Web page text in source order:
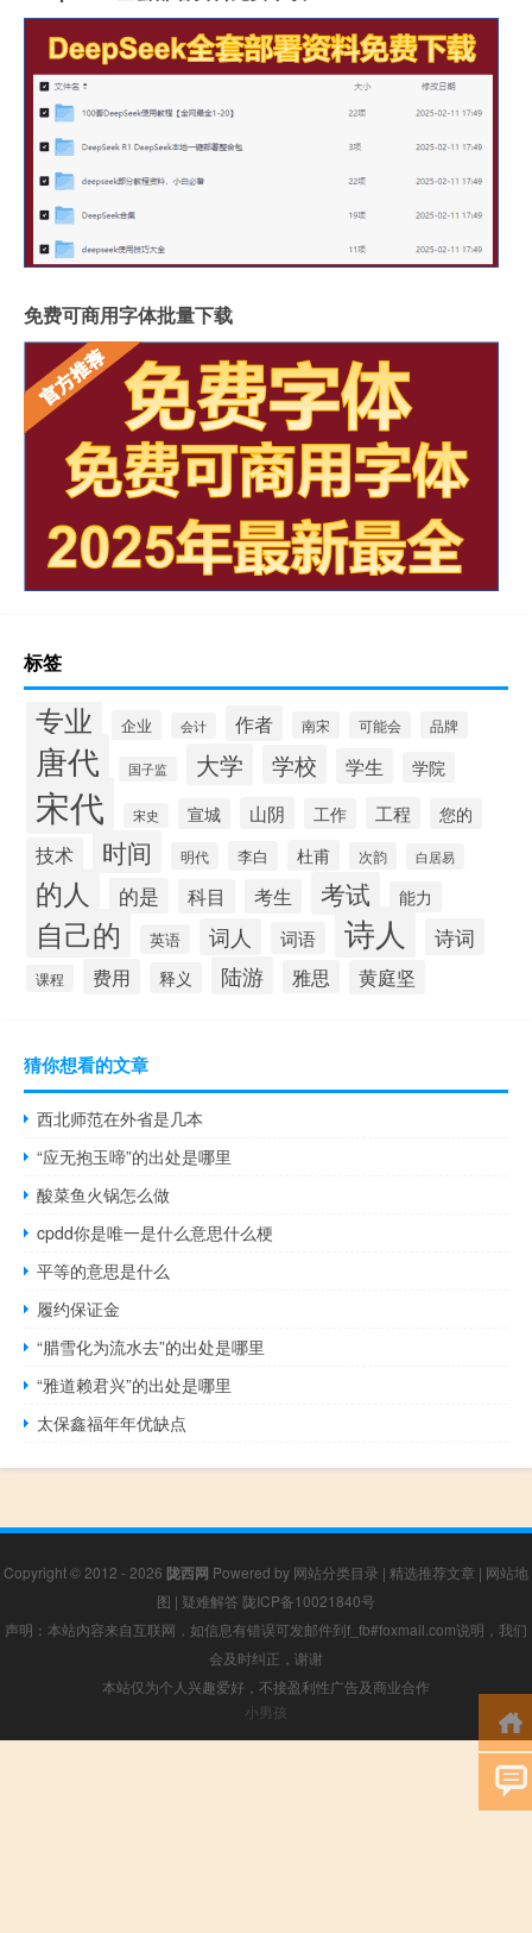
免费可商用字体批量下载
标签
专业 企业 会计 作者 南宋 可能会 品牌
唐代 国子监 大学 学校 学生 学院
宋代 宋史 宣城 山阴 工作 工程 您的
技术 时间 明代 李白 杜甫 次韵 白居易
的人 的是 科目 考生 考试 能力
自己的 英语 词人 词语 诗人 诗词
课程 费用 释义 陆游 雅思 黄庭坚
猜你想看的文章
西北师范在外省是几本
“应无抱玉啼”的出处是哪里
酸菜鱼火锅怎么做
cpdd你是唯一是什么意思什么梗
平等的意思是什么
履约保证金
“腊雪化为流水去”的出处是哪里
“雅道赖君兴”的出处是哪里
太保鑫福年年优缺点
Copyright © 2012 - 2026 陇西网 Powered by 网站分类目录 | 精选推荐文章 | 网站地
图 | 疑难解答 陇ICP备10021840号
声明：本站内容来自互联网，如信息有错误可发邮件到f_fb#foxmail.com说明，我们
会及时纠正，谢谢
本站仅为个人兴趣爱好，不接盈利性广告及商业合作
小男孩